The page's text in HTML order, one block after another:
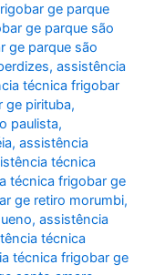
ge parque
ge parque são
ge parque são
,assistência
técnica frigobar
ge pirituba,
paulista,
,assistência
técnica
técnica frigobar ge
ge retiro morumbi,
,assistência
técnica
técnica frigobar ge